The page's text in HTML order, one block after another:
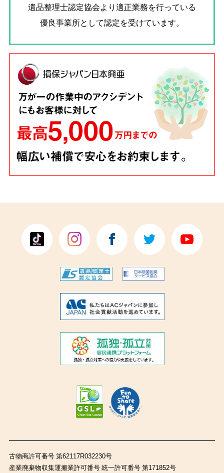
遺品整理士認定協会より適正業務を行っている
優良事業所として認定を受けています。
古物商許可番号 第62117R032230号
産業廃棄物収集運搬業許可番号 統一許可番号 第171852号